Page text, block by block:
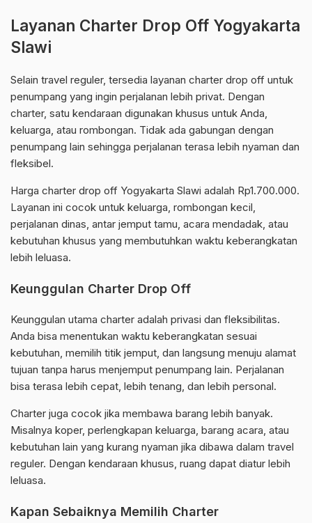
Layanan Charter Drop Off Yogyakarta
Slawi
Selain travel reguler, tersedia layanan charter drop off untuk
penumpang yang ingin perjalanan lebih privat. Dengan
charter, satu kendaraan digunakan khusus untuk Anda,
keluarga, atau rombongan. Tidak ada gabungan dengan
penumpang lain sehingga perjalanan terasa lebih nyaman dan
fleksibel.
Harga charter drop off Yogyakarta Slawi adalah Rp1.700.000.
Layanan ini cocok untuk keluarga, rombongan kecil,
perjalanan dinas, antar jemput tamu, acara mendadak, atau
kebutuhan khusus yang membutuhkan waktu keberangkatan
lebih leluasa.
Keunggulan Charter Drop Off
Keunggulan utama charter adalah privasi dan fleksibilitas.
Anda bisa menentukan waktu keberangkatan sesuai
kebutuhan, memilih titik jemput, dan langsung menuju alamat
tujuan tanpa harus menjemput penumpang lain. Perjalanan
bisa terasa lebih cepat, lebih tenang, dan lebih personal.
Charter juga cocok jika membawa barang lebih banyak.
Misalnya koper, perlengkapan keluarga, barang acara, atau
kebutuhan lain yang kurang nyaman jika dibawa dalam travel
reguler. Dengan kendaraan khusus, ruang dapat diatur lebih
leluasa.
Kapan Sebaiknya Memilih Charter